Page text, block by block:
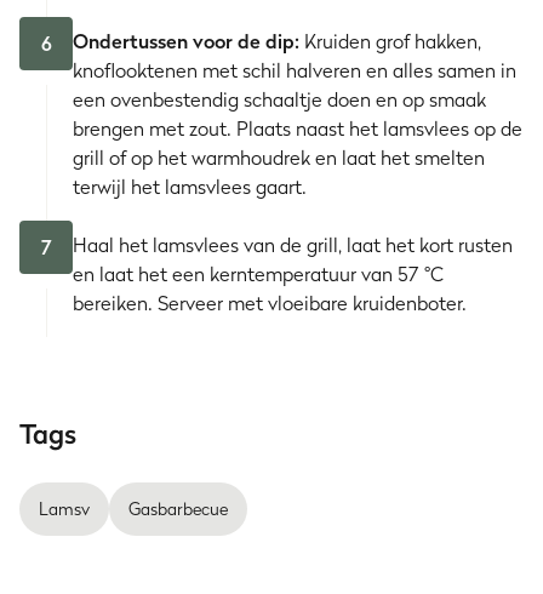
6 Ondertussen voor de dip: Kruiden grof hakken,
knoflooktenen met schil halveren en alles samen in
een ovenbestendig schaaltje doen en op smaak
brengen met zout. Plaats naast het lamsvlees op de
grill of op het warmhoudrek en laat het smelten
terwijl het lamsvlees gaart.
7
Haal het lamsvlees van de grill, laat het kort rusten
en laat het een kerntemperatuur van 57 °C
bereiken. Serveer met vloeibare kruidenboter.
Tags
Lamsv Gasbarbecue